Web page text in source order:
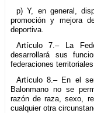
p) Y, en general,
promoción y mejora
deportiva.
Artículo 7.– La
desarrollará sus
federaciones territoriales.
Artículo 8.– En el
Balonmano no se
razón de raza, sexo,
cualquier otra